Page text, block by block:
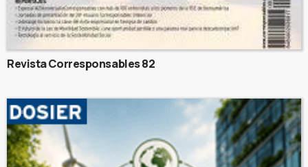
Revista Corresponsables 82